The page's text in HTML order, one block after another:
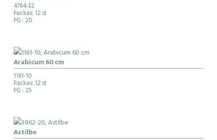
4764-32
Packas: 12 st
PG : 20
Arabicum 60 cm
1161-10
Packas: 12 st
PG : 25
Astilbe